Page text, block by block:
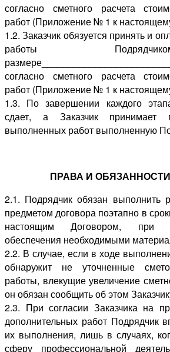
согласно сметного расчета
работ (Приложение № 1 к
1.2. Заказчик обязуется принять и
работы
согласно сметного расчета
работ (Приложение № 1 к
1.3. По завершении каждого
сдает, а Заказчик принимает
выполненных работ выполненную
ПРАВА И
2.1. Подрядчик обязан выполнить
предметом договора поэтапно в
настоящим Договором, при
обеспечения необходимыми
2.2. В случае, если в ходе
обнаружит не уточненные
работы, влекущие увеличение
он обязан сообщить об этом
2.3. При согласии Заказчика на
дополнительных работ Подрядчик
их выполнения, лишь в случаях,
сферу профессиональной